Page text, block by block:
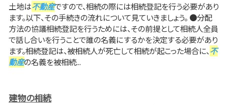
土地は不動産ですので、相続の際には相続登記を行う必要があり
ます。以下、その手続きの流れについて見ていきましょう。 ●分配
方法の協議相続登記を行うためには、その前提として相続人全員
で話し合いを行うことで誰の名義にするかを決定する必要があり
ます。相続登記は、被相続人が死亡して相続が起こった場合に、不
動産の名義を被相続...
建物の相続